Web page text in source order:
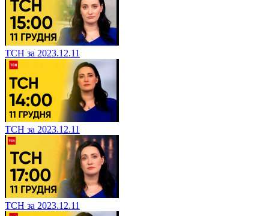
ТСН за 2023.12.11
ТСН за 2023.12.11
ТСН за 2023.12.11